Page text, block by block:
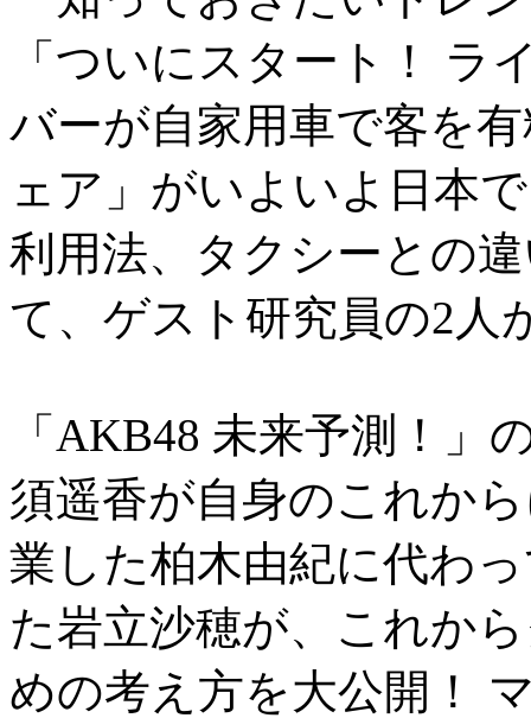
「ついにスタート！ ラ
バーが自家用車で客を
ェア」がいよいよ日本
利用法、タクシーとの
て、ゲスト研究員の2人
「AKB48 未来予測！」
須遥香が自身のこれか
業した柏木由紀に代わ
た岩立沙穂が、これか
めの考え方を大公開！